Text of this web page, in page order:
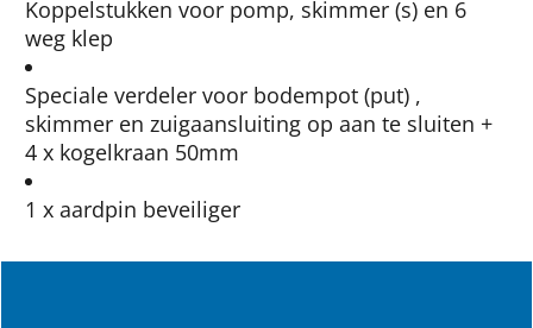
Koppelstukken voor pomp, skimmer (s) en 6
weg klep
Speciale verdeler voor bodempot (put) ,
skimmer en zuigaansluiting op aan te sluiten +
4 x kogelkraan 50mm
1 x aardpin beveiliger